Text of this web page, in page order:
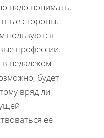
надо понимать,
стороны.
пользуются
профессии.
недалеком
будет
вряд ли
ее